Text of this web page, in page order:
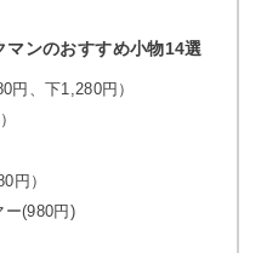
マンのおすすめ小物14選
円、下1,280円）
円）
ー(980円)